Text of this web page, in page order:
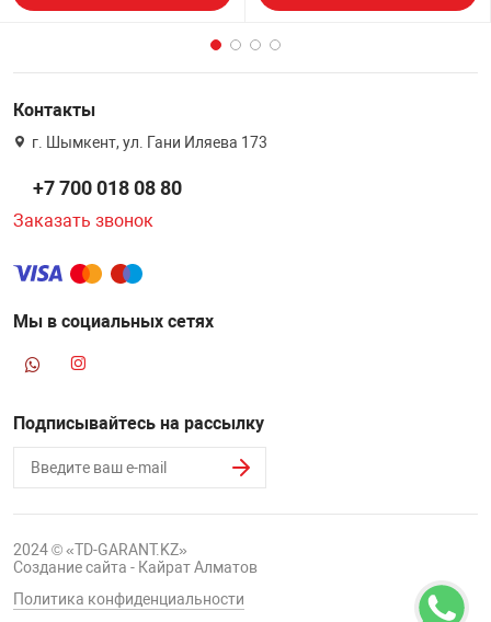
Контакты
г. Шымкент, ул. Гани Иляева 173
+7 700 018 08 80
Заказать звонок
Мы в социальных сетях
Подписывайтесь на рассылку
2024 © «TD-GARANT.KZ»
Создание сайта - Кайрат Алматов
Политика конфиденциальности